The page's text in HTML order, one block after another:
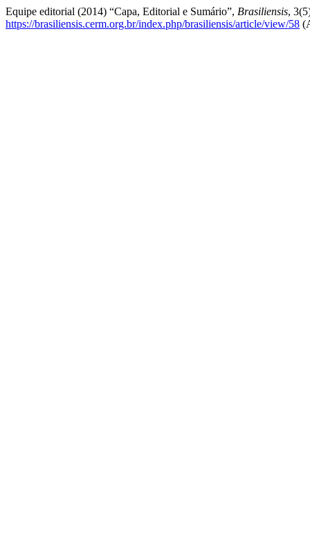
Equipe editorial (2014) “Capa, Editorial e Sumário”, Brasiliensis,
https://brasiliensis.cerm.org.br/index.php/brasiliensis/article/view/58